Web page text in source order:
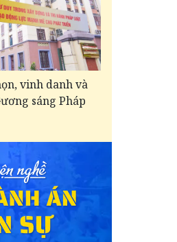
vinh danh và
sáng Pháp